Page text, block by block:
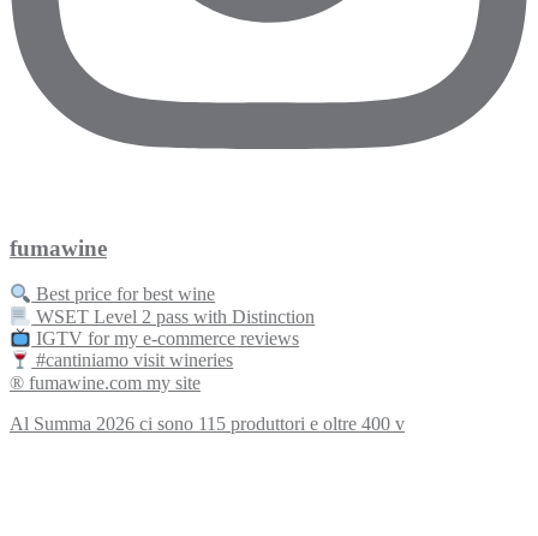
fumawine
Best price for best wine
WSET Level 2 pass with Distinction
IGTV for my e-commerce reviews
#cantiniamo visit wineries
® fumawine.com my site
Al Summa 2026 ci sono 115 produttori e oltre 400 v